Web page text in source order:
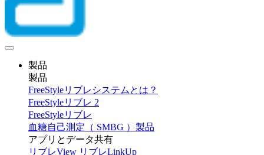
製品
製品
FreeStyleリブレシステムとは？
FreeStyleリブレ 2
FreeStyleリブレ
血糖自己測定（ SMBG ）製品
アプリとデータ共有
リブレView リブレLinkUp